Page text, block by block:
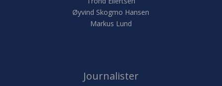
Øyvind Skogmo Hansen
Markus Lund
Journalister